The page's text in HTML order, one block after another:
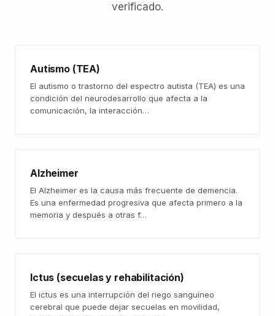
verificado.
Autismo (TEA)
El autismo o trastorno del espectro autista (TEA) es una
condición del neurodesarrollo que afecta a la
comunicación, la interacción…
Alzheimer
El Alzheimer es la causa más frecuente de demencia.
Es una enfermedad progresiva que afecta primero a la
memoria y después a otras f…
Ictus (secuelas y rehabilitación)
El ictus es una interrupción del riego sanguíneo
cerebral que puede dejar secuelas en movilidad,